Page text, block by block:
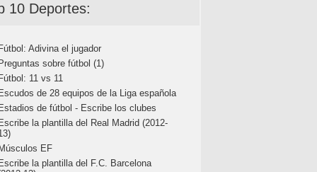
10 Deportes:
Adivina el jugador
sobre fútbol (1)
11 vs 11
de 28 equipos de la Liga española
de fútbol - Escribe los clubes
la plantilla del Real Madrid (2012-
EF
la plantilla del F.C. Barcelona